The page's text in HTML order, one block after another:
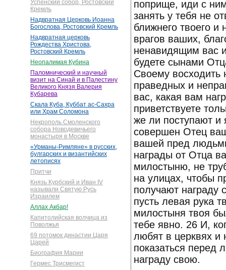
Успенский собор, Ростовский
Кремль
Надвратная Церковь Иоанна
Богослова, Ростовский Кремль
Надвратная церковь
Рождества Христова,
Ростовский Кремль
Неопалимая Кубина
Паломнический и научный
визит на Синай и в Палестину
Великого Князя Валерия
Кубарева
Скала Куба, Куббат ас-Сахра
или Храм Соломона
Некрополь Смоленского
собора Новодевичьего
монастыря в Москве
«Урманы-Римляне» в русских,
булгарских и византийских
летописях
Притчи
Князь Курбский и Иван IV
называли Святую Русь
Израилем
Аллах Акбар!
Капитолийская волчица из
Поволжья
69 потомок династии Царя
Царей
Биография Марии
Гермес Трисмегист
поприще, иди с
занять у тебя не
ближнего твоего
врагов ваших,
ненавидящим вас
будете сынами
Своему
праведных и
вас, какая вам
приветствуете
же ли поступают и
совершен Отец
вашей пред
награды от Отца
милостыню, не
на улицах, чтобы
получают награду
пусть левая рука
милостыня твоя
тебе явно. 26 И,
любят в церквях и
показаться перед
награду свою.